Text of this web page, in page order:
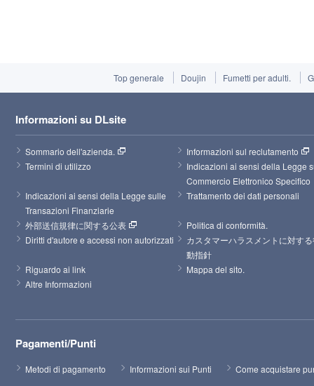
Top generale Doujin Fumetti per adulti.
Informazioni su DLsite
Sommario dell'azienda.
Informazioni sul reclutamento
Termini di utilizzo
Indicazioni ai sensi della Legge
Commercio Elettronico Specifico
Indicazioni ai sensi della Legge sulle
Transazioni Finanziarie
Trattamento dei dati personali
外部送信規律に関する公表
Politica di conformità.
Diritti d'autore e accessi non autorizzati
カスタマーハラスメントに対す
動指針
Riguardo ai link
Mappa del sito.
Altre Informazioni
Pagamenti/Punti
Metodi di pagamento Informazioni sui Punti Come acquistare